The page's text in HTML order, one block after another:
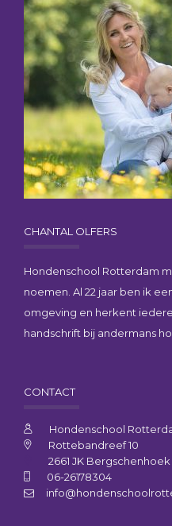
CHANTAL OLFERS
Hondenschool Rotterdam
noemen. Al 22 jaar ben ik
omgeving en herkent
handschrift bij andermans
CONTACT
Hondenschool
Rottebandreef 10
2661 JK Bergschenhoek
06-26178304